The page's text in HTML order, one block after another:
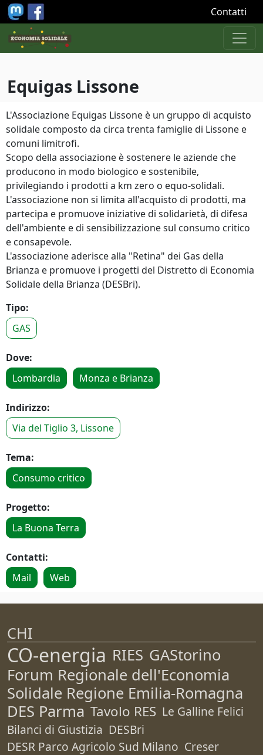
Salta al contenuto principale Contatti
Equigas Lissone
L'Associazione Equigas Lissone è un gruppo di acquisto
solidale composto da circa trenta famiglie di Lissone e
comuni limitrofi.
Scopo della associazione è sostenere le aziende che
producono in modo biologico e sostenibile,
privilegiando i prodotti a km zero o equo-solidali.
L'associazione non si limita all'acquisto di prodotti, ma
partecipa e promuove iniziative di solidarietà, di difesa
dell'ambiente e di sensibilizzazione sul consumo critico
e consapevole.
L'associazione aderisce alla "Retina" dei Gas della
Brianza e promuove i progetti del Distretto di Economia
Solidale della Brianza (DESBri).
Tipo:
GAS
Dove:
Lombardia
Monza e Brianza
Indirizzo:
Via del Tiglio 3, Lissone
Tema:
Consumo critico
Progetto:
La Buona Terra
Contatti:
Mail
Web
CHI
CO-energia RIES GAStorino
Forum Regionale dell'Economia
Solidale Regione Emilia-Romagna
DES Parma Tavolo RES Le Galline Felici
Bilanci di Giustizia DESBri
DESR Parco Agricolo Sud Milano Creser